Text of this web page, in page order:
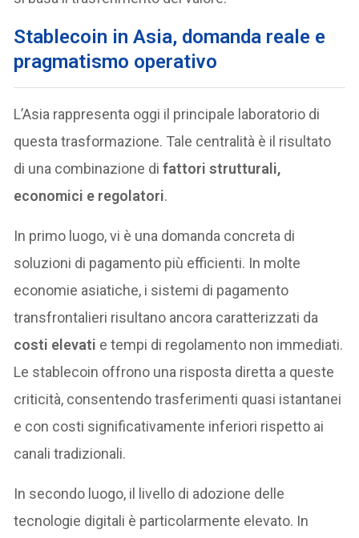
Stablecoin in Asia, domanda reale e
pragmatismo operativo
L’Asia rappresenta oggi il principale laboratorio di
questa trasformazione. Tale centralità è il risultato
di una combinazione difattori strutturali,
economici e regolatori.
In primo luogo, vi è una domanda concreta di
soluzioni di pagamento più efficienti. In molte
economie asiatiche, i sistemi di pagamento
transfrontalieri risultano ancora caratterizzati da
costi elevati e tempi di regolamento non immediati.
Le stablecoin offrono una risposta diretta a queste
criticità, consentendo trasferimenti quasi istantanei
e con costi significativamente inferiori rispetto ai
canali tradizionali.
In secondo luogo, il livello di adozione delle
tecnologie digitali è particolarmente elevato. In